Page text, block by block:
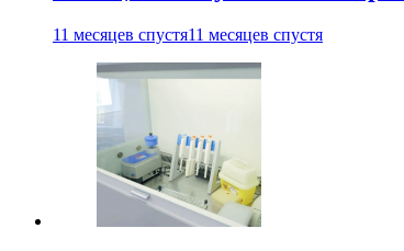
11 месяцев спустя11 месяцев спустя